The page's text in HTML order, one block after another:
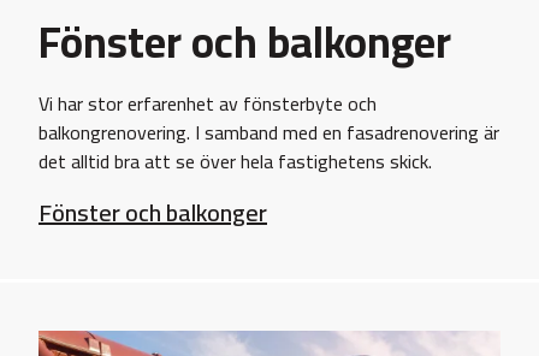
Fönster och balkonger
Vi har stor erfarenhet av fönsterbyte och
balkongrenovering. I samband med en fasadrenovering är
det alltid bra att se över hela fastighetens skick.
Fönster och balkonger